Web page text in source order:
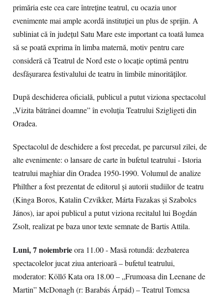
primăria este cea care întreține teatrul, cu ocazia unor
evenimente mai ample acordă instituției un plus de sprijin. A
subliniat că în județul Satu Mare este important ca toată lumea
să se poată exprima în limba maternă, motiv pentru care
consideră că Teatrul de Nord este o locație optimă pentru
desfășurarea festivalului de teatru în limbile minorităților.
După deschiderea oficială, publicul a putut viziona spectacolul
„Vizita bătrânei doamne” în evoluția Teatrului Szigligeti din
Oradea.
Spectacolul de deschidere a fost precedat, pe parcursul zilei, de
alte evenimente: o lansare de carte în bufetul teatrului - Istoria
teatrului maghiar din Oradea 1950-1990. Volumul de analize
Philther a fost prezentat de editorul și autorii studiilor de teatru
(Kinga Boros, Katalin Czvikker, Márta Fazakas și Szabolcs
János), iar apoi publicul a putut viziona recitalul lui Bogdán
Zsolt, realizat pe baza unor texte semnate de Bartis Attila.
Luni, 7 noiembrieora 11.00 - Masă rotundă: dezbaterea
spectacolelor jucat ziua anterioară – bufetul teatrului,
moderator: Köllő Kata ora 18.00 – „Frumoasa din Leenane de
Martin” McDonagh (r: Barabás Árpád) – Teatrul Tomcsa